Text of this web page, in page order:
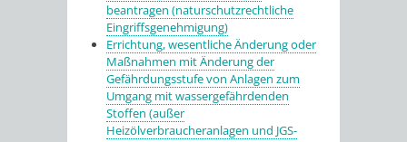
beantragen (naturschutzrechtliche
Eingriffsgenehmigung)
Errichtung, wesentliche Änderung oder
Maßnahmen mit Änderung der
Gefährdungsstufe von Anlagen zum
Umgang mit wassergefährdenden
Stoffen (außer
Heizölverbraucheranlagen und JGS-